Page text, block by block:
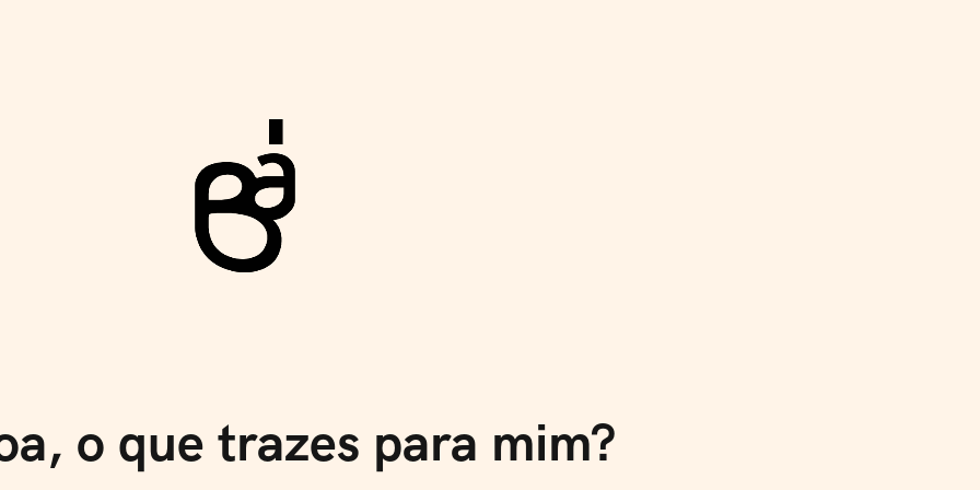
o que trazes para mim?